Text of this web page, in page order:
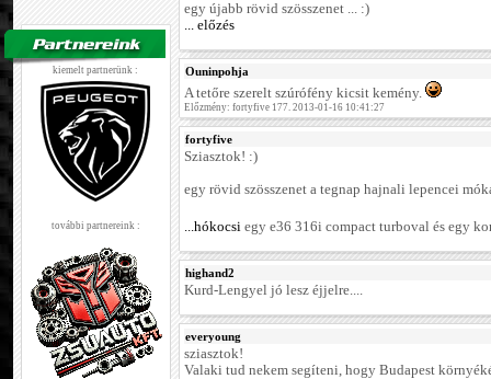
kiemelt partnerünk :
további partnereink :
egy újabb rövid szösszenet ... :)
... előzés
Ouninpohja
A tetőre szerelt szúrófény kicsit kemény.
Előzmény: fortyfive 177. 2013-01-16 10:41:27
fortyfive
Sziasztok! :)
egy rövid szösszenet a tegnap hajnali lepencei
...hókocsi egy e36 316i compact turboval és egy
highand2
Kurd-Lengyel jó lesz éjjelre....
everyoung
sziasztok!
Valaki tud nekem segíteni, hogy Budapest